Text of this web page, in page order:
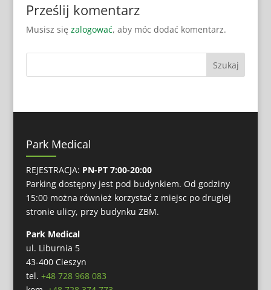
Prześlij komentarz
Musisz się zalogować, aby móc dodać komentarz.
Park Medical
REJESTRACJA: PN-PT 7:00-20:00
Parking dostępny jest pod budynkiem. Od godziny
15:00 można również korzystać z miejsc po drugiej
stronie ulicy, przy budynku ZBM.
Park Medical
ul. Liburnia 5
43-400 Cieszyn
tel. +48 728 968 083